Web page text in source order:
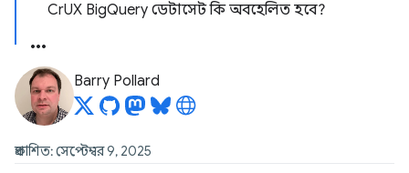
CrUX BigQuery ডেটাসেট কি অবহেলিত হবে?
Barry Pollard
প্রকাশিত: সেপ্টেম্বর 9, 2025